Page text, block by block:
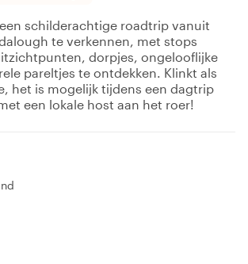
schilderachtige roadtrip vanuit
te verkennen, met stops
dorpjes, ongelooflijke
pareltjes te ontdekken. Klinkt als
het is mogelijk tijdens een dagtrip
een lokale host aan het roer!